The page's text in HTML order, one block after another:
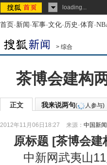
loading...
首页-新闻-军事-文化-历史-体育-
> 综合
茶博会建构
正文 我来说两句( 人参与)
2012年11月06日18:27 来源： 中国新
原标题 [茶博会建
中新网武夷山11